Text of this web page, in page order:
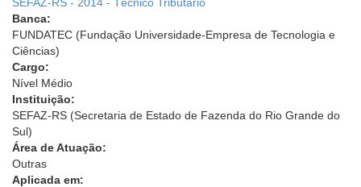
Banca:
FUNDATEC (Fundação Universidade-Empresa de Tecnologia e
Ciências)
Cargo:
Nível Médio
Instituição:
SEFAZ-RS (Secretaria de Estado de Fazenda do Rio Grande do
Sul)
Área de Atuação:
Outras
Aplicada em: